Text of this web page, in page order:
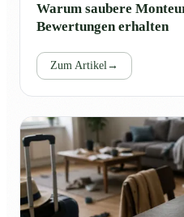
Warum saubere
Bewertungen erhalten
Zum Artikel→